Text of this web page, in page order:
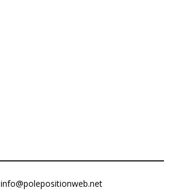
info@polepositionweb.net